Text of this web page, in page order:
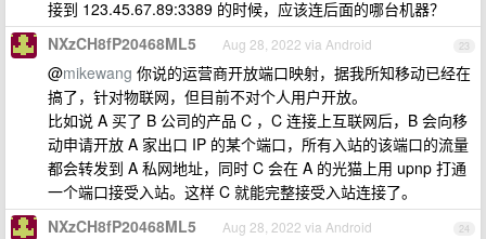
接到 123.45.67.89:3389 的时候，应该连后面的哪台机器？
23
NXzCH8fP20468ML5 Aug 28, 2022 via Android
@mikewang 你说的运营商开放端口映射，据我所知移动已经在
搞了，针对物联网，但目前不对个人用户开放。
比如说 A 买了 B 公司的产品 C ，C 连接上互联网后，B 会向移
动申请开放 A 家出口 IP 的某个端口，所有入站的该端口的流量
都会转发到 A 私网地址，同时 C 会在 A 的光猫上用 upnp 打通
一个端口接受入站。这样 C 就能完整接受入站连接了。
24
NXzCH8fP20468ML5 Aug 28, 2022 via Android